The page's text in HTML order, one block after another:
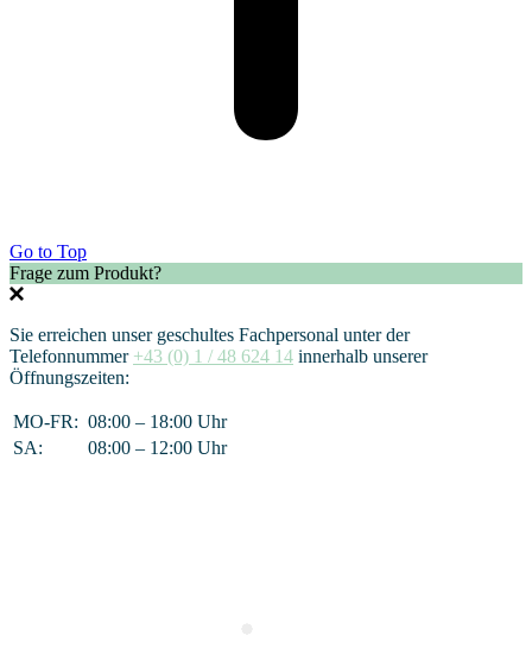
Go to Top
Frage zum Produkt?
Sie erreichen unser geschultes Fachpersonal unter der
Telefonnummer +43 (0) 1 / 48 624 14 innerhalb unserer
Öffnungszeiten:
MO-FR: 08:00 – 18:00 Uhr
SA:
08:00 – 12:00 Uhr